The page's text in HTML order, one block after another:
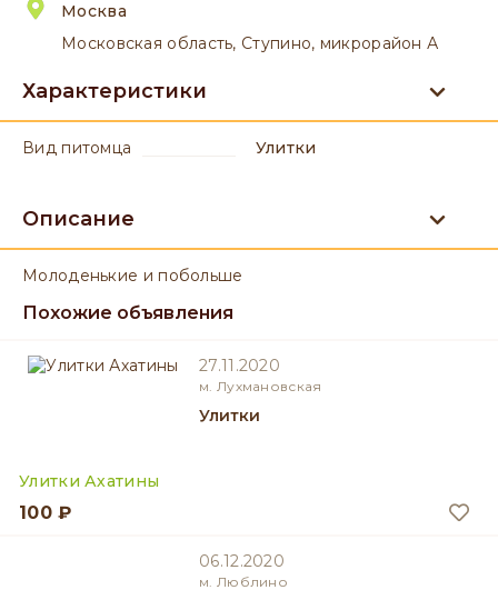
Москва
Московская область, Ступино, микрорайон А
Характеристики
вид питомца Улитки
Описание
Молоденькие и побольше
Похожие объявления
27.11.2020
м. Лухмановская
Улитки
Улитки Ахатины
100 ₽
06.12.2020
м. Люблино